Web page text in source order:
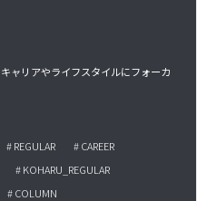
ャリアやライフスタイルにフォーカ
# REGULAR
# CAREER
# KOHARU_REGULAR
# COLUMN